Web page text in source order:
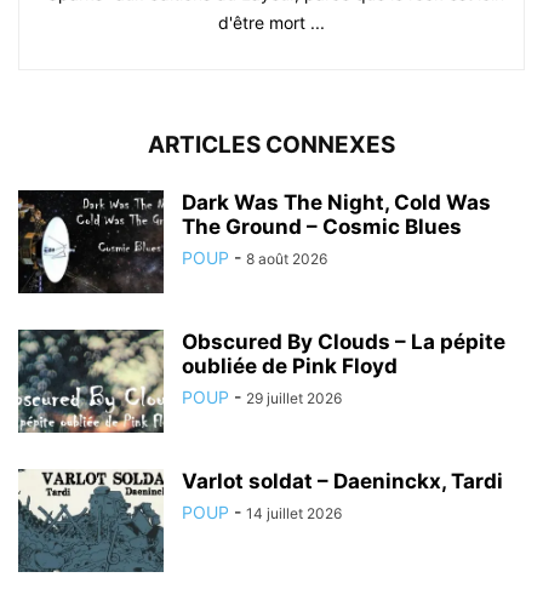
d'être mort ...
ARTICLES CONNEXES
Dark Was The Night, Cold Was
The Ground – Cosmic Blues
POUP - 8 août 2026
Obscured By Clouds – La pépite
oubliée de Pink Floyd
POUP - 29 juillet 2026
Varlot soldat – Daeninckx, Tardi
POUP - 14 juillet 2026